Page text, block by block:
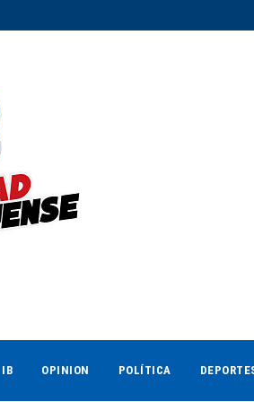
IB OPINION POLÍTICA